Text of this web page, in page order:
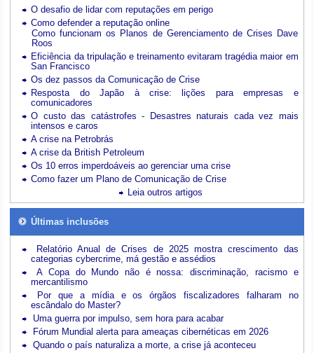
O desafio de lidar com reputações em perigo
Como defender a reputação online
Como funcionam os Planos de Gerenciamento de Crises Dave
Roos
Eficiência da tripulação e treinamento evitaram tragédia maior em
San Francisco
Os dez passos da Comunicação de Crise
Resposta do Japão à crise: lições para empresas e
comunicadores
O custo das catástrofes -
Desastres naturais cada vez mais
intensos e caros
A crise na Petrobrás
A crise da British Petroleum
Os 10 erros imperdoáveis ao gerenciar uma crise
Como fazer um Plano de Comunicação de Crise
Leia outros artigos
Últimas inclusões
Relatório Anual de Crises de 2025 mostra crescimento das
categorias cybercrime, má gestão e assédios
A Copa do Mundo não é nossa: discriminação, racismo e
mercantilismo
Por que a mídia e os órgãos fiscalizadores falharam no
escândalo do Master?
Uma guerra por impulso, sem hora para acabar
Fórum Mundial alerta para ameaças cibernéticas em 2026
Quando o país naturaliza a morte, a crise já aconteceu